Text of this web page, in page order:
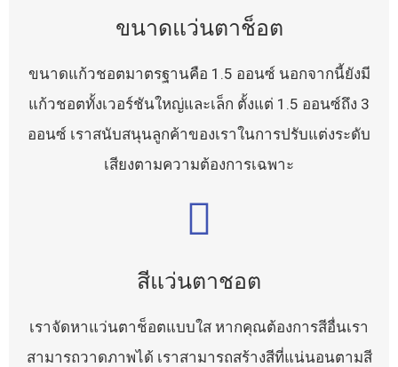
ขนาดแว่นตาช็อต
ขนาดแก้วชอตมาตรฐานคือ 1.5 ออนซ์ นอกจากนี้ยังมี
แก้วชอตทั้งเวอร์ชันใหญ่และเล็ก ตั้งแต่ 1.5 ออนซ์ถึง 3
ออนซ์ เราสนับสนุนลูกค้าของเราในการปรับแต่งระดับ
เสียงตามความต้องการเฉพาะ
สีแว่นตาชอต
เราจัดหาแว่นตาช็อตแบบใส หากคุณต้องการสีอื่นเรา
สามารถวาดภาพได้ เราสามารถสร้างสีที่แน่นอนตามสี